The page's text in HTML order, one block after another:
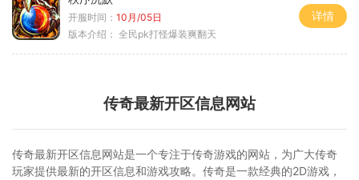
开服时间： 10月/05日
版本介绍： 全民pk打怪爆装爽翻天
详情
传奇最新开区信息网站
传奇最新开区信息网站是一个专注于传奇游戏的网站，为广大传奇
玩家提供最新的开区信息和游戏攻略。传奇是一款经典的2D游戏，